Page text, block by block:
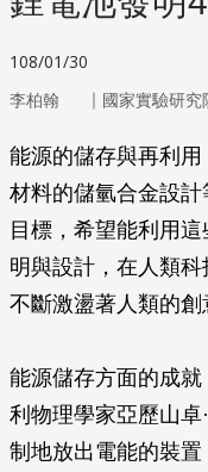
108/01/30
李柏翰 ｜ 國家實驗研
能源的儲存與再利
材料的儲氫合金設
目標，希望能利用
明與設計，在人類
不斷激盪著人類的創
能源儲存方面的成
利物理學家亞歷山
制地放出電能的裝